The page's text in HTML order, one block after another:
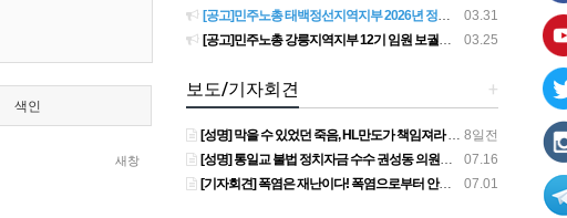
색인
새창
03.31
[공고]민주노총 태백정선지역지부 2026년 정기 대의원대회 재소집 건
03.25
[공고]민주노총 강릉지역지부 12기 임원 보궐선거 후보자 확정 공고
+
보도/기자회견
8일전
[성명] 막을 수 있었던 죽음, HL만도가 책임져라 : 청년노동자 사망사고의 철저한 진상규명과 재발방지 대책 마련하라
07.16
[성명] 통일교 불법 정치자금 수수 권성동 의원직 상실, 사필귀정이다
07.01
[기자회견] 폭염은 재난이다! 폭염으로부터 안전한 일터를 위한 민주노총 강원지역본부 폭염감시단 선포 기자회견